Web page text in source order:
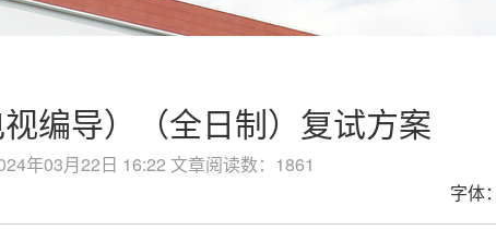
编导）（全日制）复试方案
年03月22日 16:22 文章阅读数： 1861
字体：